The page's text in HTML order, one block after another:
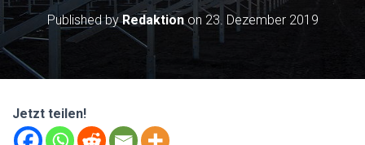
Published byRedaktionon 23. Dezember 2019
Jetzt teilen!